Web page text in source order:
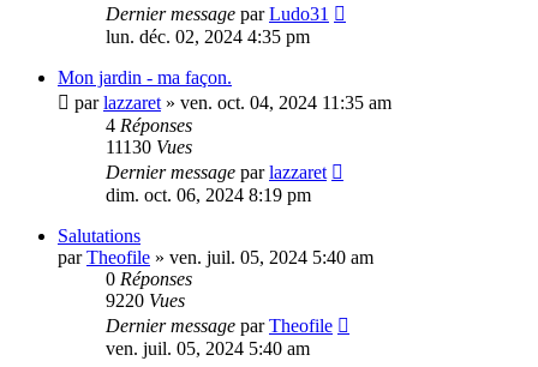
Dernier message parLudo31
lun. déc. 02, 2024 4:35 pm
Mon jardin - ma façon.
parlazzaret » ven. oct. 04, 2024 11:35 am
4 Réponses
11130 Vues
Dernier message parlazzaret
dim. oct. 06, 2024 8:19 pm
Salutations
parTheofile » ven. juil. 05, 2024 5:40 am
0 Réponses
9220 Vues
Dernier message parTheofile
ven. juil. 05, 2024 5:40 am